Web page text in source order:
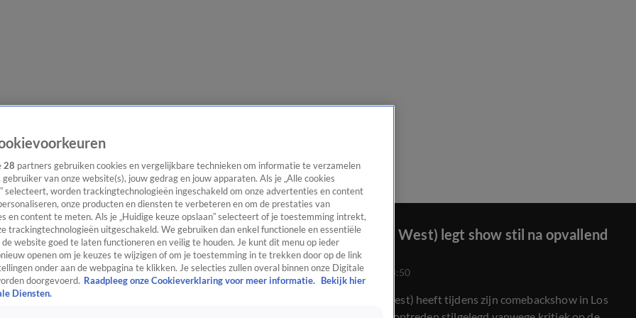
redactieNieuwsbrief
Ye (Kanye West) legt show stil na opvallend
moment
4 apr 2026, 14:50
Ye (Kanye West) heeft tijdens zijn comebackshow in Los
28 partners gebruiken cookies en vergelijkbare technieken om informatie te verzamelen
gebruiker van onze website(s), jouw gedrag en jouw apparaten. Als je „Alle cookies
selecteert, worden trackingtechnologieën ingeschakeld om onze advertenties en content
onze producten en diensten te verbeteren en om de prestaties van
en content te meten. Als je „Huidige keuze opslaan” selecteert of je toestemming intrekt,
trackingtechnologieën uitgeschakeld. We gebruiken dan enkel functionele en essentiële
de website goed te laten functioneren en veilig te houden. Je kunt dit menu op ieder
openen om je keuzes te wijzigen of om je toestemming in te trekken door op de link
onder aan de webpagina te klikken. Je selecties zullen overal binnen onze Digitale
doorgevoerd. Raadpleeg onze Cookieverklaring voor meer informatie.
Bekijk hier
Diensten.